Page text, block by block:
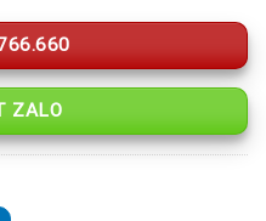
ZALO